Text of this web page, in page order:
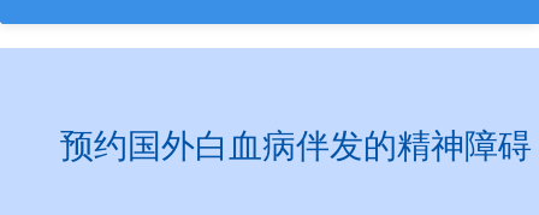
预约国外白血病伴发的精神障